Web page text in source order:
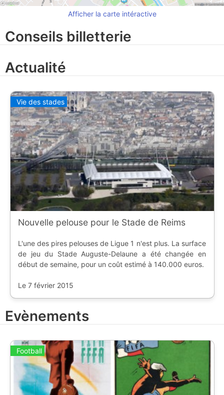
Afficher la carte intéractive
Conseils billetterie
Actualité
Vie des stades
Nouvelle pelouse pour le Stade de Reims
L'une des pires pelouses de Ligue 1 n'est plus. La surface
de jeu du Stade Auguste-Delaune a été changée en
début de semaine, pour un coût estimé à 140.000 euros.
Le 7 février 2015
Evènements
Football